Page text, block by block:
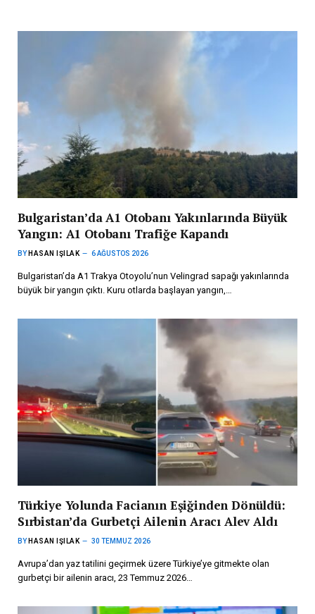
Bulgaristan’da A1 Otobanı Yakınlarında Büyük
Yangın: A1 Otobanı Trafiğe Kapandı
BY HASAN IŞILAK 6 AĞUSTOS 2026
Bulgaristan’da A1 Trakya Otoyolu’nun Velingrad sapağı yakınlarında
büyük bir yangın çıktı. Kuru otlarda başlayan yangın,…
Türkiye Yolunda Facianın Eşiğinden Dönüldü:
Sırbistan’da Gurbetçi Ailenin Aracı Alev Aldı
BY HASAN IŞILAK 30 TEMMUZ 2026
Avrupa’dan yaz tatilini geçirmek üzere Türkiye’ye gitmekte olan
gurbetçi bir ailenin aracı, 23 Temmuz 2026…